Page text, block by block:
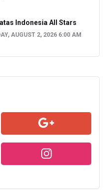
Indonesia All Stars
AUGUST 2, 2026 6:00 AM